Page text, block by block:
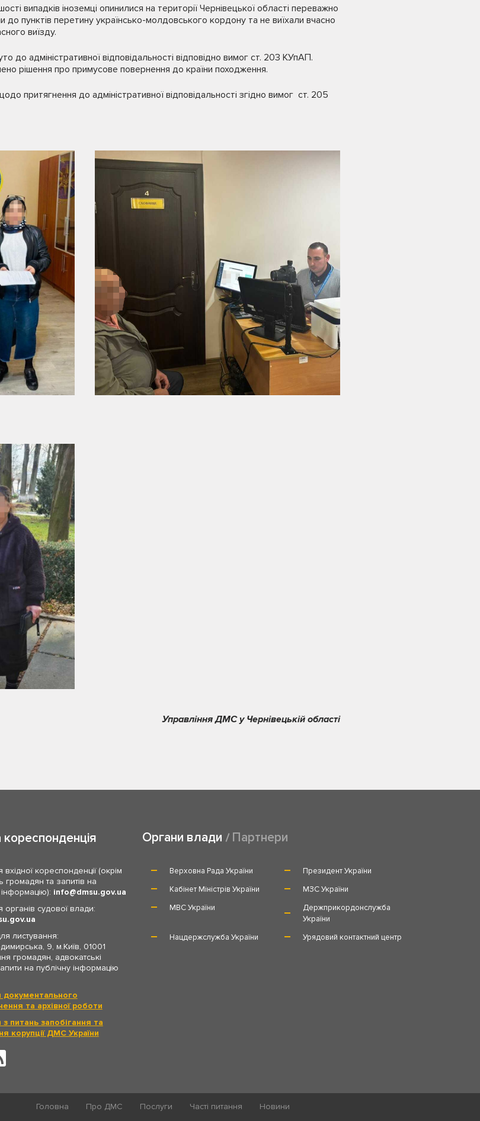
випадків іноземці опинилися на території Чернівецької області переважно
до пунктів перетину українсько-молдовського кордону та не виїхали вчасно
виїзду.
до адміністративної відповідальності відповідно вимог ст. 203 КУпАП.
рішення про примусове повернення до країни походження.
притягнення до адміністративної відповідальності згідно вимог ст. 205
Управління ДМС у Чернівецькій області
кореспонденція
вхідної кореспонденції (окрім
громадян та запитів на
info
dmsu.gov.ua
органів судової влади:
листування:
9, м.Київ, 01001
громадян, адвокатські
на публічну інформацію
документального
та архівної роботи
з питань запобігання та
корупції ДМС України
Органи влади Партнери
Верховна Рада України
Президент України
Кабінет Міністрів України
МЗС України
МВС України
Держприкордонслужба
України
Нацдержслужба України
Урядовий контактний центр
Головна Про ДМС Послуги Часті питання Новини